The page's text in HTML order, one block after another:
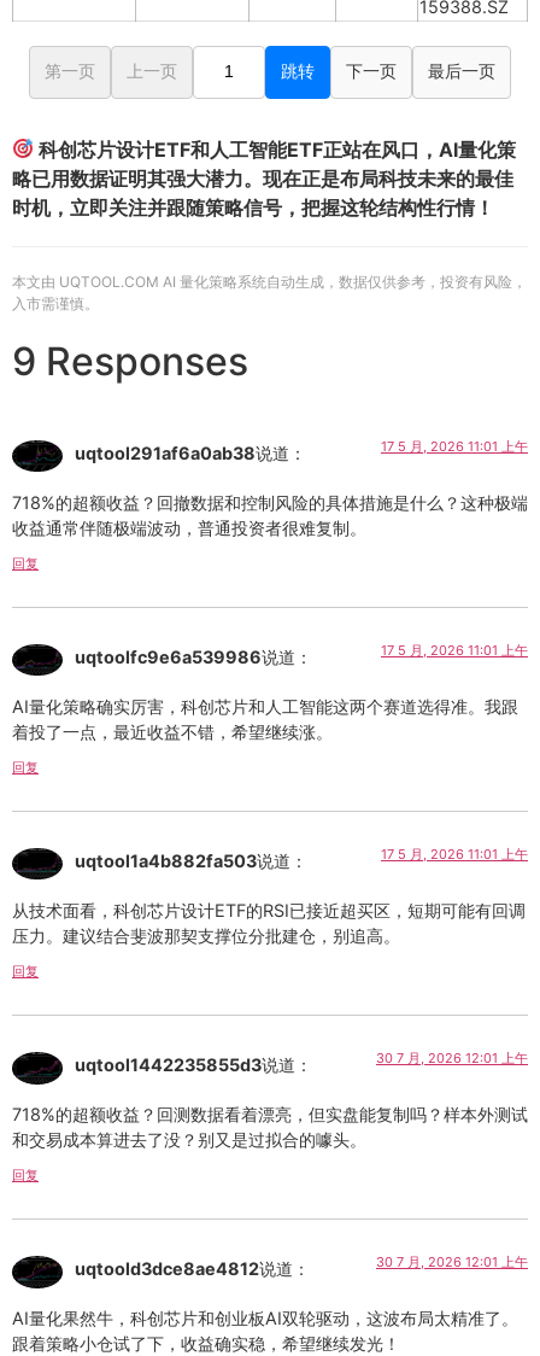
159388.SZ
第一页 上一页 跳转 下一页 最后一页
科创芯片设计ETF和人工智能ETF正站在风口，AI量化策
略已用数据证明其强大潜力。现在正是布局科技未来的最佳
时机，立即关注并跟随策略信号，把握这轮结构性行情！
本文由 UQTOOL.COM AI 量化策略系统自动生成，数据仅供参考，投资有风险，
入市需谨慎。
9 Responses
uqtool291af6a0ab38说道： 17 5 月, 2026 11:01 上午
718%的超额收益？回撤数据和控制风险的具体措施是什么？这种极端
收益通常伴随极端波动，普通投资者很难复制。
回复
uqtoolfc9e6a539986说道： 17 5 月, 2026 11:01 上午
AI量化策略确实厉害，科创芯片和人工智能这两个赛道选得准。我跟
着投了一点，最近收益不错，希望继续涨。
回复
uqtool1a4b882fa503说道： 17 5 月, 2026 11:01 上午
从技术面看，科创芯片设计ETF的RSI已接近超买区，短期可能有回调
压力。建议结合斐波那契支撑位分批建仓，别追高。
回复
uqtool1442235855d3说道： 30 7 月, 2026 12:01 上午
718%的超额收益？回测数据看着漂亮，但实盘能复制吗？样本外测试
和交易成本算进去了没？别又是过拟合的噱头。
回复
uqtoold3dce8ae4812说道： 30 7 月, 2026 12:01 上午
AI量化果然牛，科创芯片和创业板AI双轮驱动，这波布局太精准了。
跟着策略小仓试了下，收益确实稳，希望继续发光！